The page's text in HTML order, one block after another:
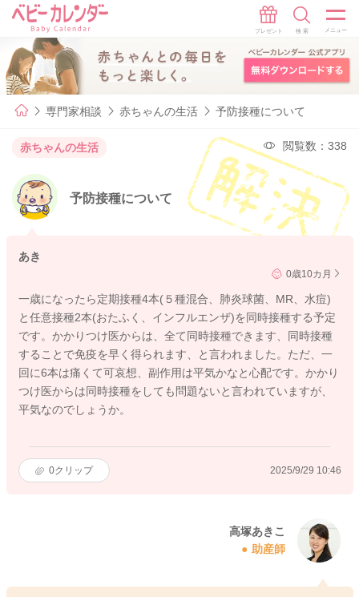
専門家相談 赤ちゃんの生活 予防接種について
赤ちゃんの生活 閲覧数：338
予防接種について
あき
0歳10カ月
一歳になったら定期接種4本(５種混合、肺炎球菌、MR、水痘)
と任意接種2本(おたふく、インフルエンザ)を同時接種する予定
です。かかりつけ医からは、全て同時接種できます、同時接種
することで免疫を早く得られます、と言われました。ただ、一
回に6本は痛くて可哀想、副作用は平気かなと心配です。かかり
つけ医からは同時接種をしても問題ないと言われていますが、
平気なのでしょうか。
0クリップ 2025/9/29 10:46
高塚あきこ
助産師